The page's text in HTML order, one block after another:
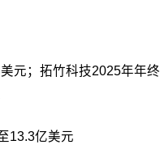
元；拓竹科技2025年年终
13.3亿美元